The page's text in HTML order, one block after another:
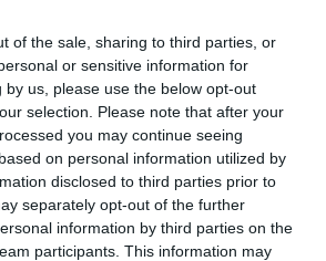
of the sale, sharing to third parties, or
or sensitive information for
by us, please use the below opt-out
selection. Please note that after your
you may continue seeing
on personal information utilized by
disclosed to third parties prior to
separately opt-out of the further
information by third parties on the
participants. This information may